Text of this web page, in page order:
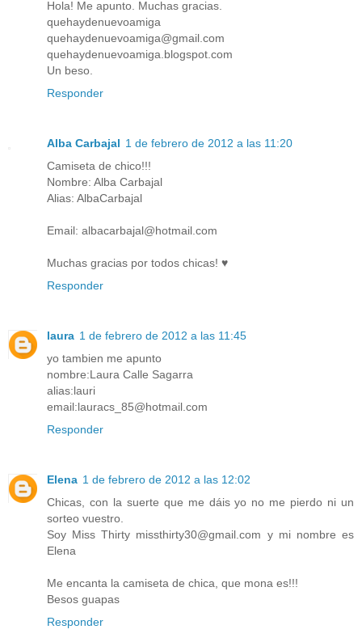
Hola! Me apunto. Muchas gracias.
quehaydenuevoamiga
quehaydenuevoamiga@gmail.com
quehaydenuevoamiga.blogspot.com
Un beso.
Responder
Alba Carbajal 1 de febrero de 2012 a las 11:20
Camiseta de chico!!!
Nombre: Alba Carbajal
Alias: AlbaCarbajal
Email: albacarbajal@hotmail.com
Muchas gracias por todos chicas! ♥
Responder
laura 1 de febrero de 2012 a las 11:45
yo tambien me apunto
nombre:Laura Calle Sagarra
alias:lauri
email:lauracs_85@hotmail.com
Responder
Elena 1 de febrero de 2012 a las 12:02
Chicas, con la suerte que me dáis yo no me pierdo ni un
sorteo vuestro.
Soy Miss Thirty missthirty30@gmail.com y mi nombre es
Elena
Me encanta la camiseta de chica, que mona es!!!
Besos guapas
Responder